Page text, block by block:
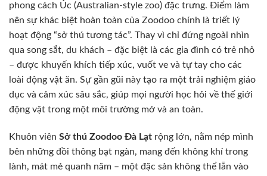
phong cách Úc (Australian-style zoo) đặc trưng. Điểm làm
nên sự khác biệt hoàn toàn của Zoodoo chính là triết lý
hoạt động “sở thú tương tác”. Thay vì chỉ đứng ngoài nhìn
qua song sắt, du khách – đặc biệt là các gia đình có trẻ nhỏ
– được khuyến khích tiếp xúc, vuốt ve và tự tay cho các
loài động vật ăn. Sự gần gũi này tạo ra một trải nghiệm giáo
dục và cảm xúc sâu sắc, giúp mọi người học hỏi về thế giới
động vật trong một môi trường mở và an toàn.
Khuôn viên Sở thú Zoodoo Đà Lạt rộng lớn, nằm nép mình
bên những đồi thông bạt ngàn, mang đến không khí trong
lành, mát mẻ quanh năm – một đặc sản không thể lẫn vào